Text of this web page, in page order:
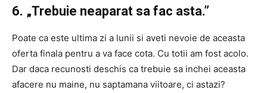
6. „Trebuie neaparat sa fac asta.”
Poate ca este ultima zi a lunii si aveti nevoie de aceasta
oferta finala pentru a va face cota. Cu totii am fost acolo.
Dar daca recunosti deschis ca trebuie sa inchei aceasta
afacere nu maine, nu saptamana viitoare, ci astazi?